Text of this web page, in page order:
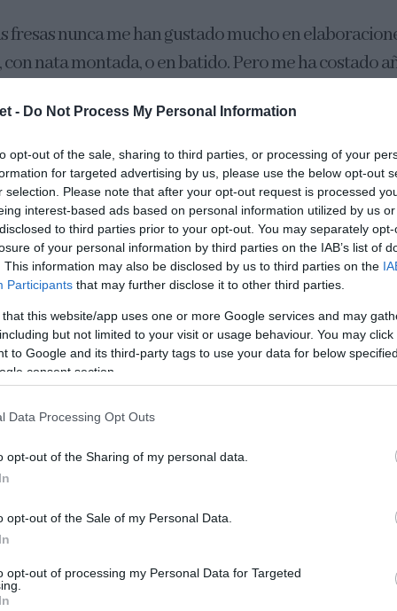
- Do Not Process My Personal Information
opt-out of the sale, sharing to third parties, or processing of your
for targeted advertising by us, please use the below opt-out
selection. Please note that after your opt-out request is processed
interest-based ads based on personal information utilized by us
to third parties prior to your opt-out. You may separately
of your personal information by third parties on the IAB’s list of
This information may also be disclosed by us to third parties on the
Participants that may further disclose it to other third parties.
this website/app uses one or more Google services and may
but not limited to your visit or usage behaviour. You may
to Google and its third-party tags to use your data for below
consent section.
Data Processing Opt Outs
opt-out of the Sharing of my personal data.
opt-out of the Sale of my Personal Data.
opt-out of processing my Personal Data for Targeted
fresas nunca me han gustado mucho en
nata montada, o en batido. Pero me ha costado
dulces. Sé que puede parecer extraño, pero
Ahora, supongo que será el paso del tiempo
años, me gustan. Y las disfruto, mucho.
entender porqué a la gente le gustaba el helado
(que tampoco era uno de mis preferidos, yo
), no me he pedido un helado de fresa en mi vida.
del colegio, cuando llegaba mayo, solían
helado. Rezaba porque no me tocara una
jajaja.
yo no la encontraba por ningún sitio.
comerme mis palabras… Me gusta la fresa, me
la vida repletas de fresas en general. Menos los
os traigo una receta que no solo he disfrutado
Creo que es la elaboración hecha con fresas que